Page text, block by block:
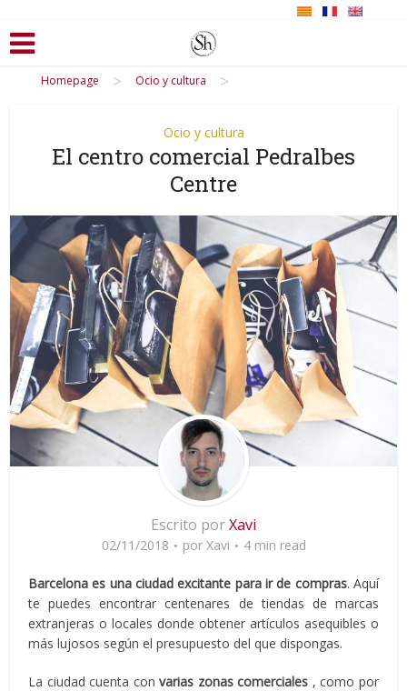
Homepage > Ocio y cultura >
Ocio y cultura
El centro comercial Pedralbes
Centre
Escrito porXavi
02/11/2018 por Xavi 4 min read
Barcelona es una ciudad excitante para ir de compras. Aquí
te puedes encontrar centenares de tiendas de marcas
extranjeras o locales donde obtener artículos asequibles o
más lujosos según el presupuesto del que dispongas.
La ciudad cuenta convarias zonas comerciales , como por